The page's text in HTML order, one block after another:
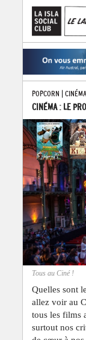
POPCORN CINÉMA
CINÉMA : LE
Tous au Ciné !
Quelles sont
allez voir au
tous les films
surtout nos